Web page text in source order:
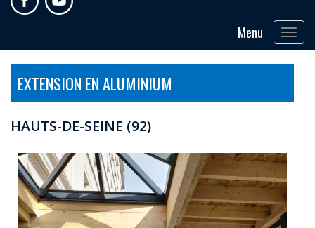
Toggle
Menu
EXTENSION EN ALUMINIUM
HAUTS-DE-SEINE (92)